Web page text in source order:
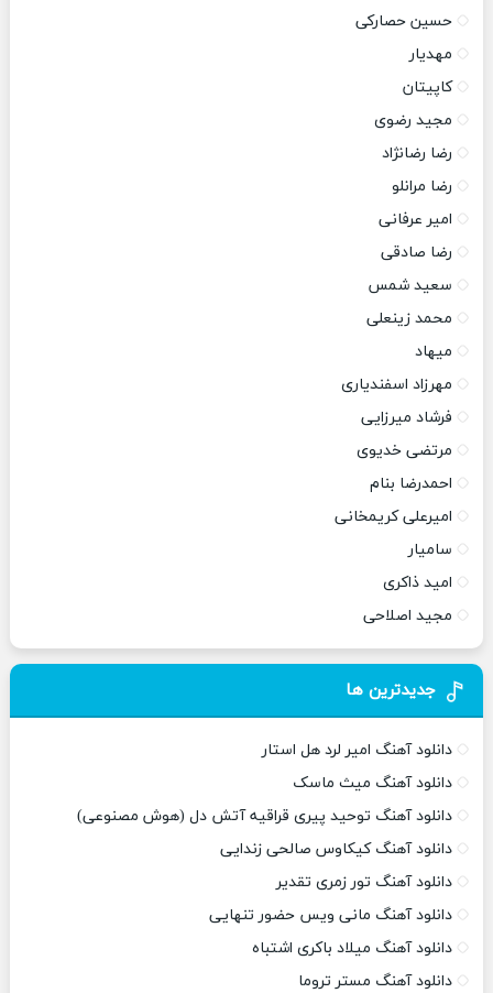
حسین حصارکی
مهدیار
کاپیتان
مجید رضوی
رضا رضانژاد
رضا مرانلو
امیر عرفانی
رضا صادقی
سعید شمس
محمد زینعلی
میهاد
مهرزاد اسفندیاری
فرشاد میرزایی
مرتضی خدیوی
احمدرضا بنام
امیرعلی کریمخانی
سامیار
امید ذاکری
مجید اصلاحی
جدیدترین ها
دانلود آهنگ امیر لرد هل استار
دانلود آهنگ میث ماسک
دانلود آهنگ توحید پیری قراقیه آتش دل (هوش مصنوعی)
دانلود آهنگ کیکاوس صالحی زندایی
دانلود آهنگ تور زمری تقدیر
دانلود آهنگ مانی ویس حضور تنهایی
دانلود آهنگ میلاد باکری اشتباه
دانلود آهنگ مستر تروما